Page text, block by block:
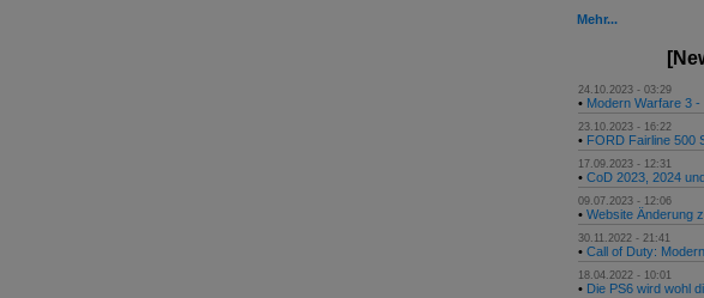
Mehr...
24.10.2023 - 03:29
• Modern Warfare 3 -
23.10.2023 - 16:22
• FORD Fairline 500
17.09.2023 - 12:31
• CoD 2023, 2024
09.07.2023 - 12:06
• Website Änderung
30.11.2022 - 21:41
• Call of Duty:
18.04.2022 - 10:01
• Die PS6 wird wohl